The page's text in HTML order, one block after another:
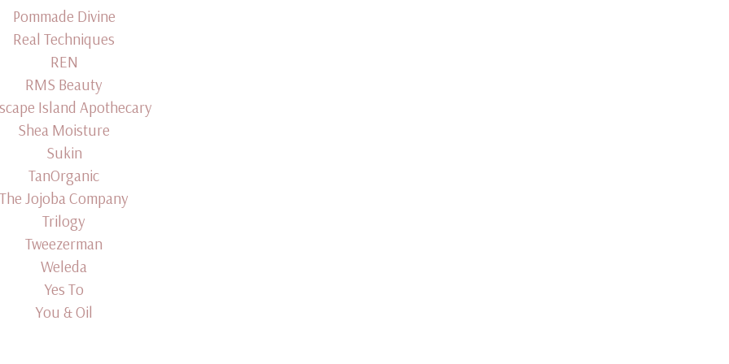
Pommade Divine
Real Techniques
REN
RMS Beauty
Island Apothecary
Shea Moisture
Sukin
TanOrganic
The Jojoba Company
Trilogy
Tweezerman
Weleda
Yes To
You & Oil